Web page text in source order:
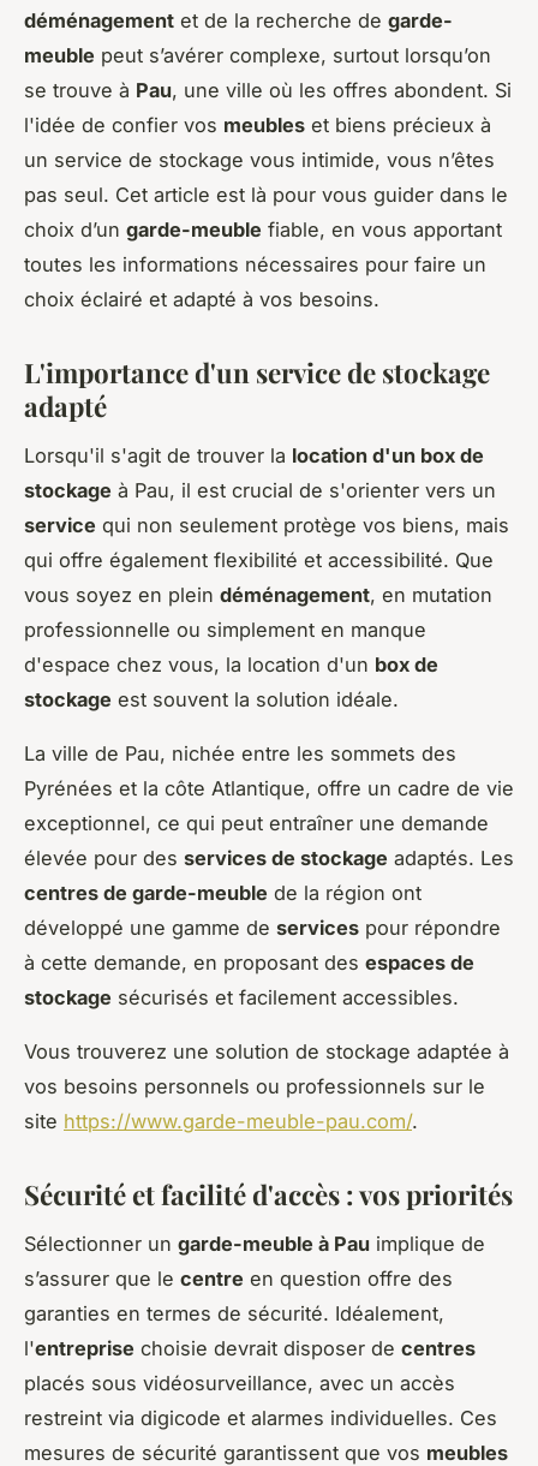
déménagement et de la recherche de garde-
meuble peut s’avérer complexe, surtout lorsqu’on
se trouve à Pau, une ville où les offres abondent. Si
l'idée de confier vos meubles et biens précieux à
un service de stockage vous intimide, vous n’êtes
pas seul. Cet article est là pour vous guider dans le
choix d’un garde-meuble fiable, en vous apportant
toutes les informations nécessaires pour faire un
choix éclairé et adapté à vos besoins.
L'importance d'un service de stockage
adapté
Lorsqu'il s'agit de trouver la location d'un box de
stockage à Pau, il est crucial de s'orienter vers un
service qui non seulement protège vos biens, mais
qui offre également flexibilité et accessibilité. Que
vous soyez en plein déménagement, en mutation
professionnelle ou simplement en manque
d'espace chez vous, la location d'un box de
stockage est souvent la solution idéale.
La ville de Pau, nichée entre les sommets des
Pyrénées et la côte Atlantique, offre un cadre de vie
exceptionnel, ce qui peut entraîner une demande
élevée pour des services de stockage adaptés. Les
centres de garde-meuble de la région ont
développé une gamme de services pour répondre
à cette demande, en proposant des espaces de
stockage sécurisés et facilement accessibles.
Vous trouverez une solution de stockage adaptée à
vos besoins personnels ou professionnels sur le
site https://www.garde-meuble-pau.com/.
Sécurité et facilité d'accès : vos priorités
Sélectionner un garde-meuble à Pau implique de
s’assurer que le centre en question offre des
garanties en termes de sécurité. Idéalement,
l'entreprise choisie devrait disposer de centres
placés sous vidéosurveillance, avec un accès
restreint via digicode et alarmes individuelles. Ces
mesures de sécurité garantissent que vos meubles